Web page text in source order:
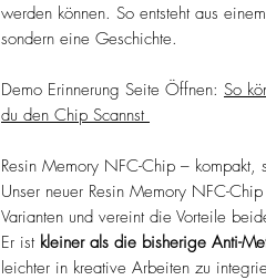
werden können. So entsteht aus
sondern eine Geschichte.
Demo Erinnerung Seite Öffnen: So
du den Chip Scannst
Resin Memory NFC-Chip – kompakt,
Unser neuer Resin Memory NFC-
Varianten und vereint die Vorteile
Er ist kleiner als die bisherige Anti-
leichter in kreative Arbeiten zu